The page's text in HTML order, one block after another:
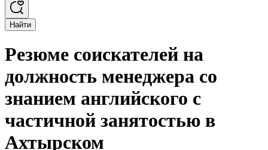
Найти
Резюме соискателей на
должность менеджера со
знанием английского с
частичной занятостью в
Ахтырском